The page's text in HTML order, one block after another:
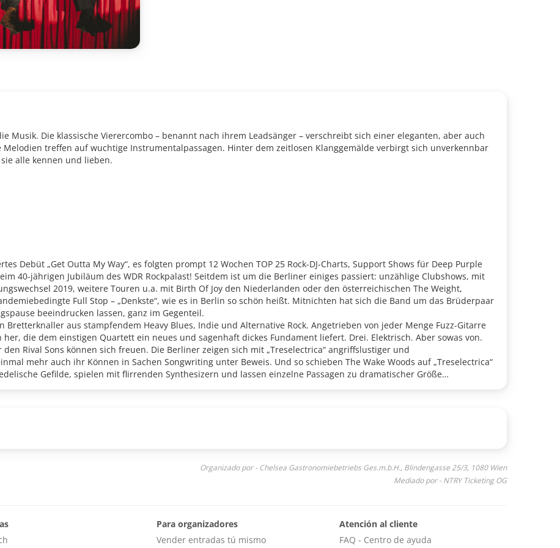
Musik. Die klassische Vierercombo – benannt nach ihrem Leadsänger – verschreibt sich einer eleganten, aber auch
Melodien treffen auf wuchtige Instrumentalpassagen. Hinter dem zeitlosen Klanggemälde verbirgt sich unverkennbar
alle kennen und lieben.
Debüt „Get Outta My Way“, es folgten prompt 12 Wochen TOP 25 Rock-DJ-Charts, Support Shows für Deep Purple
40-jährigen Jubiläum des WDR Rockpalast! Seitdem ist um die Berliner einiges passiert: unzählige Clubshows, mit
2019, weitere Touren u.a. mit Birth Of Joy den Niederlanden oder den österreichischen The Weight,
Full Stop – „Denkste“, wie es in Berlin so schön heißt. Mitnichten hat sich die Band um das Brüderpaar
beeindrucken lassen, ganz im Gegenteil.
Bretterknaller aus stampfendem Heavy Blues, Indie und Alternative Rock. Angetrieben von jeder Menge Fuzz-Gitarre
die dem einstigen Quartett ein neues und sagenhaft dickes Fundament liefert. Drei. Elektrisch. Aber sowas von.
den Rival Sons können sich freuen. Die Berliner zeigen sich mit „Treselectrica“ angriffslustiger und
mehr auch ihr Können in Sachen Songwriting unter Beweis. Und so schieben The Wake Woods auf „Treselectrica“
Gefilde, spielen mit flirrenden Synthesizern und lassen einzelne Passagen zu dramatischer Größe
Organizado por - Chelsea Gastronomiebetriebs Ges.m.b.H., Blindengasse 25/3, 1080 Wien
Mediado por - NTRY Ticketing OG
Para organizadores
Vender entradas tú mismo
Atención al cliente
FAQ - Centro de ayuda